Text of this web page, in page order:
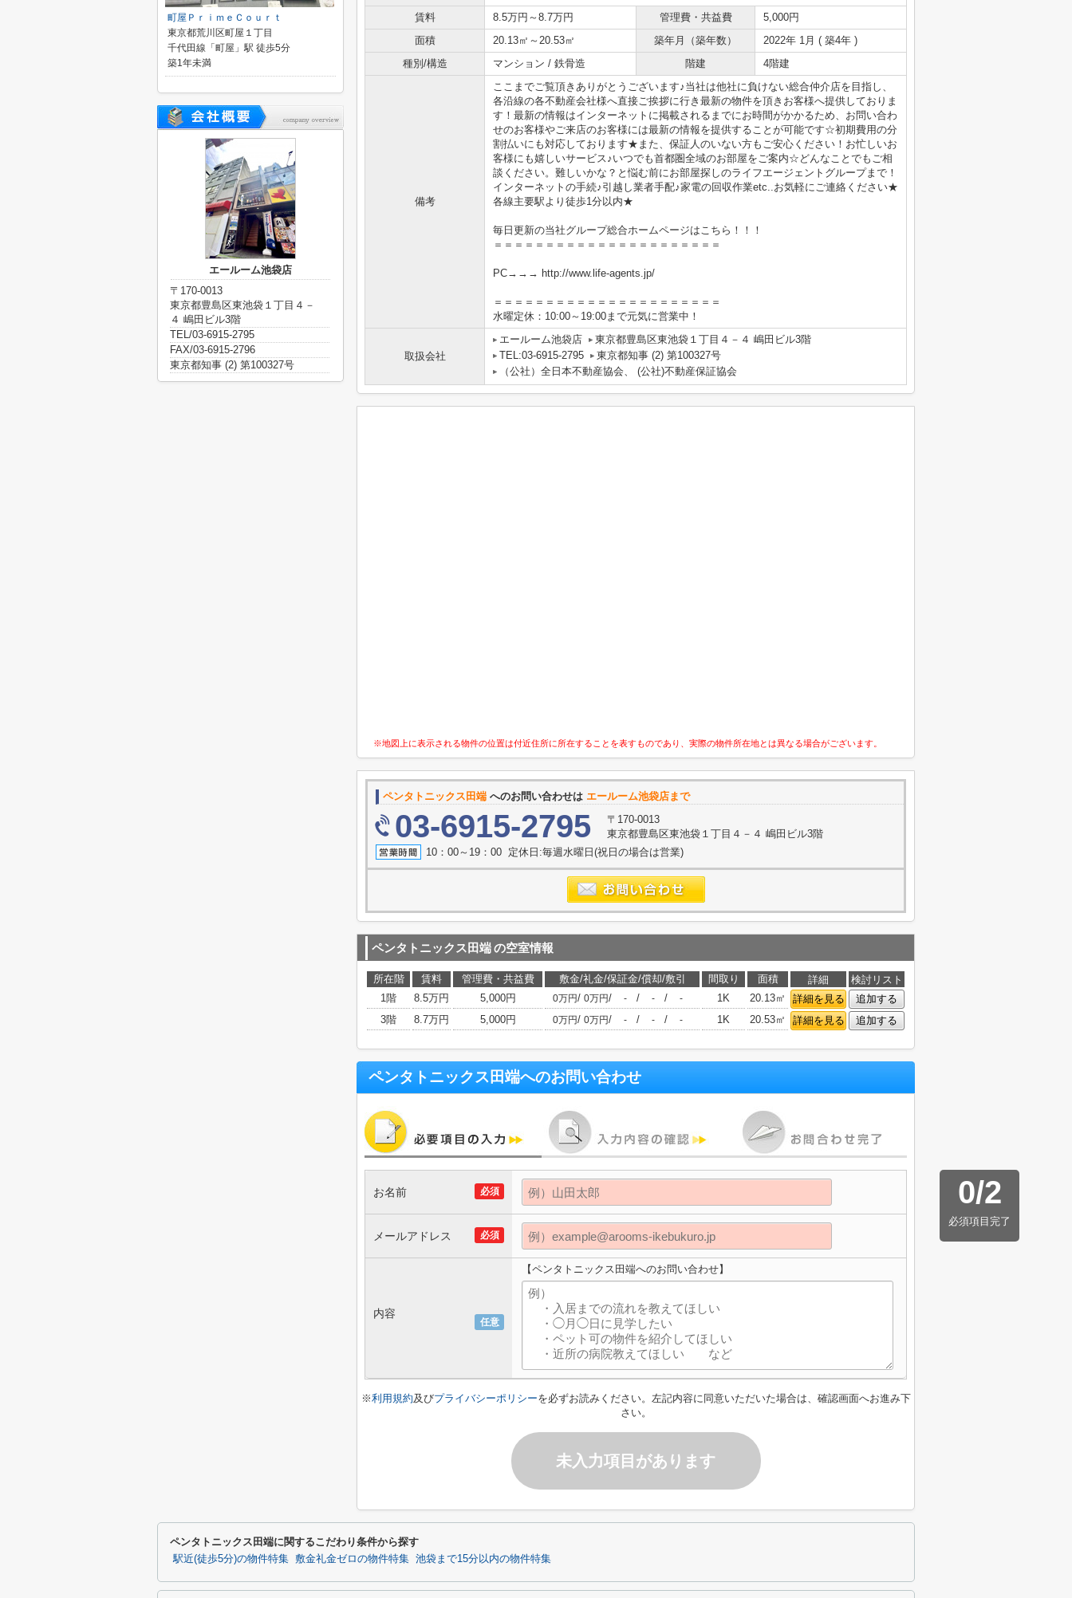
賃料 8.5万円～8.7万円 管理費・共益費
5,000円
面積
20.13㎡～20.53㎡ 築年月（築年数）
2022年 1月 ( 築4年 )
種別/構造
マンション / 鉄骨造 階建 4階建
備考
ここまでご覧頂きありがとうございます♪当社は他社に負けない総合仲介店を目指し、
各沿線の各不動産会社様へ直接ご挨拶に行き最新の物件を頂きお客様へ提供しておりま
す！最新の情報はインターネットに掲載されるまでにお時間がかかるため、お問い合わ
せのお客様やご来店のお客様には最新の情報を提供することが可能です☆初期費用の分
割払いにも対応しております★また、保証人のいない方もご安心ください！お忙しいお
客様にも嬉しいサービス♪いつでも首都圏全域のお部屋をご案内☆どんなことでもご相
談ください。難しいかな？と悩む前にお部屋探しのライフエージェントグループまで！
インターネットの手続♪引越し業者手配♪家電の回収作業etc..お気軽にご連絡ください★
各線主要駅より徒歩1分以内★
毎日更新の当社グループ総合ホームページはこちら！！！
＝＝＝＝＝＝＝＝＝＝＝＝＝＝＝＝＝＝＝＝＝＝
PC→→→ http://www.life-agents.jp/
＝＝＝＝＝＝＝＝＝＝＝＝＝＝＝＝＝＝＝＝＝＝
水曜定休：10:00～19:00まで元気に営業中！
取扱会社
エールーム池袋店
東京都豊島区東池袋１丁目４－４ 嶋田ビル3階
TEL:03-6915-2795
東京都知事 (2) 第100327号
（公社）全日本不動産協会、 (公社)不動産保証協会
※地図上に表示される物件の位置は付近住所に所在することを表すものであり、実際の物件所在地とは異なる場合がございます。
ペンタトニックス田端 へのお問い合わせは エールーム池袋店まで
03-6915-2795
〒170-0013
東京都豊島区東池袋１丁目４－４ 嶋田ビル3階
10：00～19：00 定休日:毎週水曜日(祝日の場合は営業)
ペンタトニックス田端の空室情報
所在階 賃料 管理費・共益費 敷金/礼金/保証金/償却/敷引 間取り 面積 詳細
検討リスト
1階
8.5万円 5,000円 0万円/ 0万円/ - / - / - 1K 20.13㎡ 詳細を見る
追加する
3階
8.7万円 5,000円 0万円/ 0万円/ - / - / - 1K 20.53㎡ 詳細を見る 追加する
ペンタトニックス田端へのお問い合わせ
0/2
必須項目完了
必須
お名前
必須
メールアドレス
任意
内容
【ペンタトニックス田端へのお問い合わせ】
※利用規約及びプライバシーポリシーを必ずお読みください。左記内容に同意いただいた場合は、確認画面へお進み下
さい。
未入力項目があります
町屋ＰｒｉｍｅＣｏｕｒｔ
東京都荒川区町屋１丁目
千代田線「町屋」駅 徒歩5分
築1年未満
エールーム池袋店
〒170-0013
東京都豊島区東池袋１丁目４－
４ 嶋田ビル3階
TEL/03-6915-2795
FAX/03-6915-2796
東京都知事 (2) 第100327号
ペンタトニックス田端に関するこだわり条件から探す
駅近(徒歩5分)の物件特集 敷金礼金ゼロの物件特集 池袋まで15分以内の物件特集